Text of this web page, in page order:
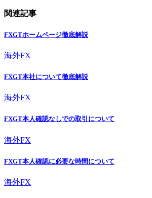
関連記事
FXGTホームページ徹底解説
海外FX
FXGT本社について徹底解説
海外FX
FXGT本人確認なしでの取引について
海外FX
FXGT本人確認に必要な時間について
海外FX